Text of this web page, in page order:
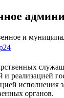
и
и реализацией
исполнения
органов.